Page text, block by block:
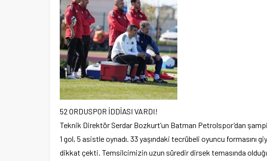
52 ORDUSPOR İDDİASI VARDI!
Teknik Direktör Serdar Bozkurt’un Batman Petrolspor’dan
1 gol, 5 asistle oynadı. 33 yaşındaki tecrübeli oyuncu formasını
dikkat çekti. Temsilcimizin uzun süredir dirsek temasında